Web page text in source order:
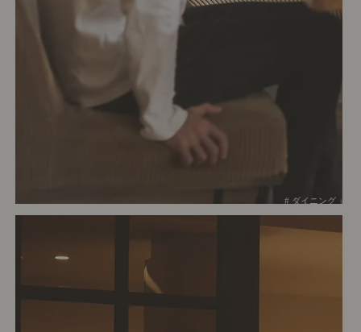
# ダイニング